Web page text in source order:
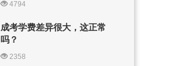
4794
成考学费差异很大，这正常
吗？
2358